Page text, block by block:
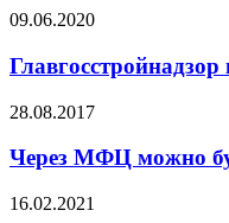
09.06.2020
28.08.2017
Через МФЦ можно
16.02.2021